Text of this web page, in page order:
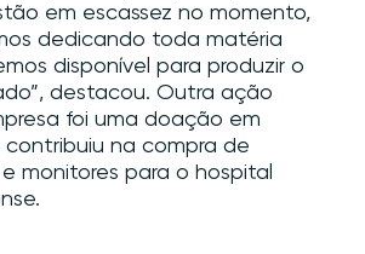
em escassez no momento,
dedicando toda matéria
disponível para produzir o
destacou. Outra ação
foi uma doação em
contribuiu na compra de
monitores para o hospital